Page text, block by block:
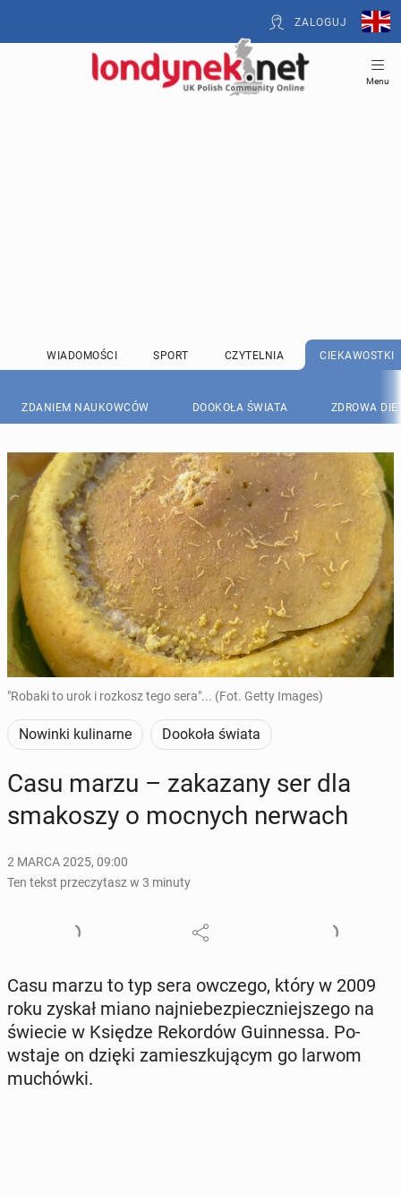
ZALOGUJ
Menu
WIADOMOŚCI SPORT CZYTELNIA CIEKAWOSTKI
ZDANIEM NAUKOWCÓW DOOKOŁA ŚWIATA ZDROWA
"Robaki to urok i rozkosz tego sera"... (Fot. Getty Images)
Nowinki kulinarne Dookoła świata
Casu marzu – za­ka­za­ny ser dla
sma­ko­szy o mocnych nerwach
2 MARCA 2025, 09:00
Ten tekst przeczytasz w 3 minuty
Casu marzu to typ sera owczego, który w 2009
roku zyskał miano naj­nie­bez­piecz­niej­sze­go na
świecie w Księdze Re­kor­dów Gu­in­nes­sa. Po­
wsta­je on dzięki za­miesz­ku­ją­cym go larwom
mu­chów­ki.